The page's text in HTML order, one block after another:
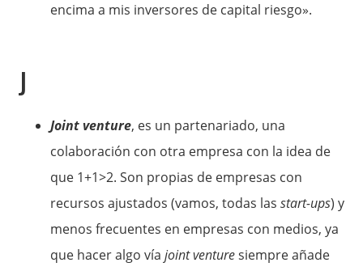
encima a mis inversores de capital riesgo».
J
Joint venture, es un partenariado, una
colaboración con otra empresa con la idea de
que 1+1>2. Son propias de empresas con
recursos ajustados (vamos, todas lasstart-ups) y
menos frecuentes en empresas con medios, ya
que hacer algo vía joint venturesiempre añade